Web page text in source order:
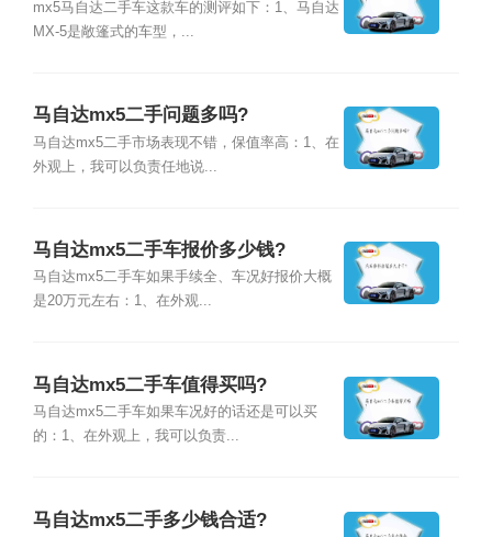
mx5马自达二手车这款车的测评如下：1、马自达
MX-5是敞篷式的车型，...
马自达mx5二手问题多吗?
马自达mx5二手市场表现不错，保值率高：1、在
外观上，我可以负责任地说...
马自达mx5二手车报价多少钱?
马自达mx5二手车如果手续全、车况好报价大概
是20万元左右：1、在外观...
马自达mx5二手车值得买吗?
马自达mx5二手车如果车况好的话还是可以买
的：1、在外观上，我可以负责...
马自达mx5二手多少钱合适?